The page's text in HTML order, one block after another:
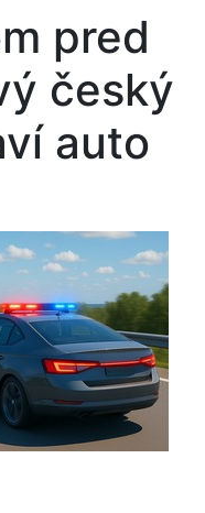
pred
český
auto